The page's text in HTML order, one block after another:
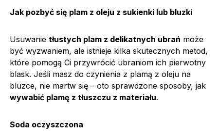
Jak pozbyć się plam z oleju z sukienki lub bluzki
Usuwanie tłustych plam z delikatnych ubrań może
być wyzwaniem, ale istnieje kilka skutecznych metod,
które pomogą Ci przywrócić ubraniom ich pierwotny
blask. Jeśli masz do czynienia z plamą z oleju na
bluzce, nie martw się – oto sprawdzone sposoby, jak
wywabić plamę z tłuszczu z materiału.
Soda oczyszczona